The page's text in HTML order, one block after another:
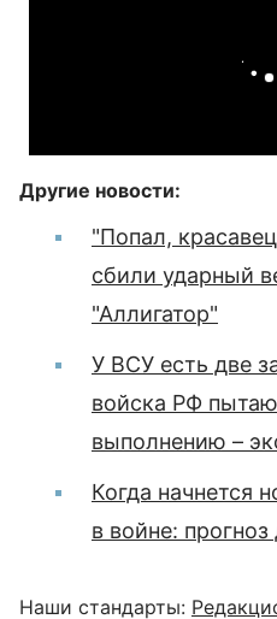
Другие новости:
"Попал,
сбили ударный
"Аллигатор"
У ВСУ есть две
войска РФ
выполнению –
Когда начнется
в войне:
Наши стандарты: